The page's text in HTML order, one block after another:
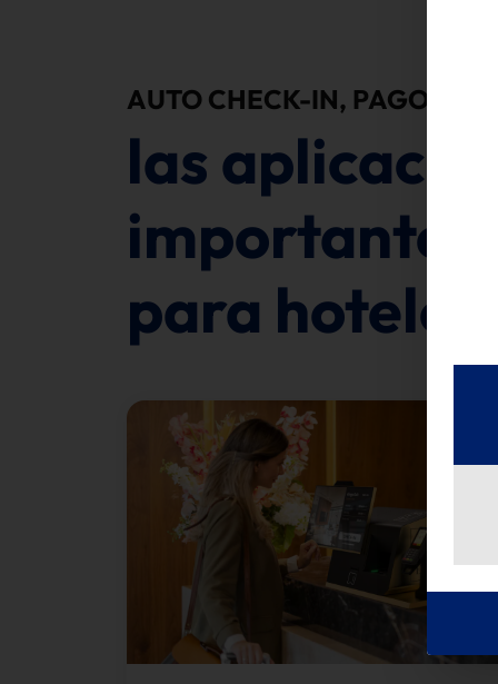
AUTO CHECK-IN, PAGO Y
las
importantes
para hoteles